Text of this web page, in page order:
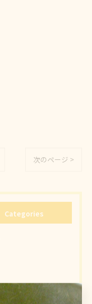
次のページ >
Categories